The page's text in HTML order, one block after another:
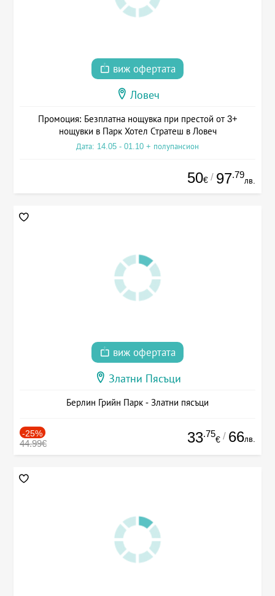
виж офертата
Ловеч
Промоция: Безплатна нощувка при престой от 3+
нощувки в Парк Хотел Стратеш в Ловеч
Дата: 14.05 - 01.10 + полупансион
50€ / 97.79
лв.
виж офертата
Златни Пясъци
Берлин Грийн Парк - Златни пясъци
-25%
44.99€ 33.75
€ / 66лв.